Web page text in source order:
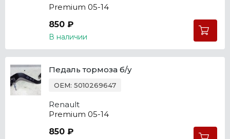
Premium 05-14
850 ₽
В наличии
Педаль тормоза б/у
OEM: 5010269647
Renault
Premium 05-14
850 ₽